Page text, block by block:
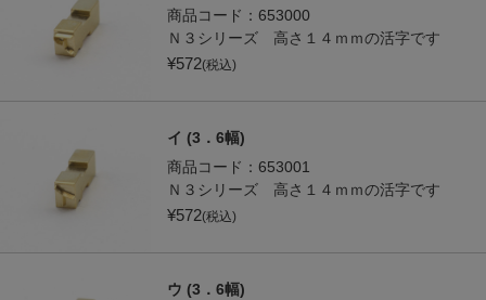
商品コード： 653000
Ｎ３シリーズ 高さ１４ｍｍの活字です
¥572(税込)
イ (3．6幅)
商品コード： 653001
Ｎ３シリーズ 高さ１４ｍｍの活字です
¥572(税込)
ウ (3．6幅)